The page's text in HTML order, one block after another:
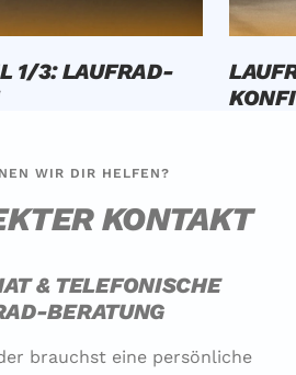
1/3: LAUFRAD-
WIR DIR HELFEN?
KONTAKT
& TELEFONISCHE
BERATUNG
brauchst eine persönliche